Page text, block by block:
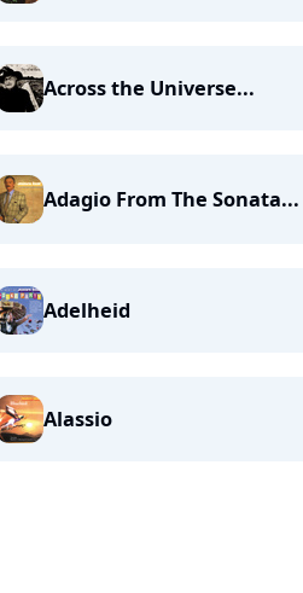
Across the Universe...
Adagio From The Sonata...
Adelheid
Alassio